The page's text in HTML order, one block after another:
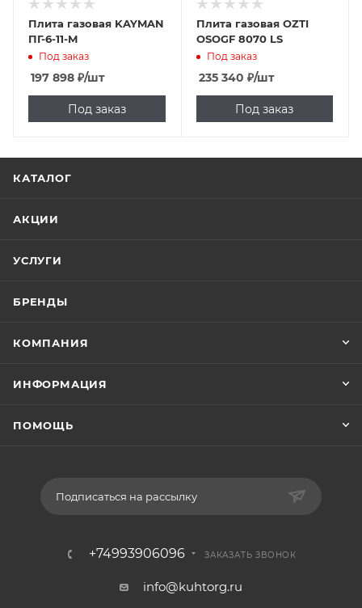
Плита газовая KAYMAN
ПГ-6-11-М
Под заказ
197 898 ₽/шт
Под заказ
Плита газовая OZTI
OSOGF 8070 LS
Под заказ
235 340 ₽/шт
Под заказ
КАТАЛОГ
АКЦИИ
УСЛУГИ
БРЕНДЫ
КОМПАНИЯ
ИНФОРМАЦИЯ
ПОМОЩЬ
Подписаться на рассылку
+74993906096 ЗАКАЗАТЬ ЗВОНОК
info@kuhtorg.ru